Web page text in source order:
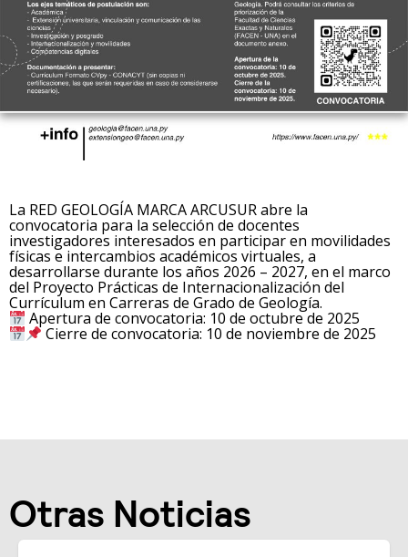
La RED GEOLOGÍA MARCA ARCUSUR abre la
convocatoria para la selección de docentes
investigadores interesados en participar en movilidades
físicas e intercambios académicos virtuales, a
desarrollarse durante los años 2026 – 2027, en el marco
del Proyecto Prácticas de Internacionalización del
Currículum en Carreras de Grado de Geología.
Apertura de convocatoria: 10 de octubre de 2025
Cierre de convocatoria: 10 de noviembre de 2025
Otras Noticias